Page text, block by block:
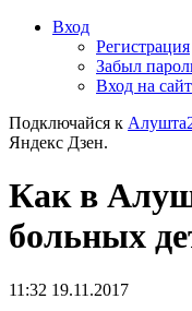
Вход
Регистрация
Забыл
Вход на сайт
Подключайся к
Яндекс Дзен.
Как в
больных
11:32 19.11.2017